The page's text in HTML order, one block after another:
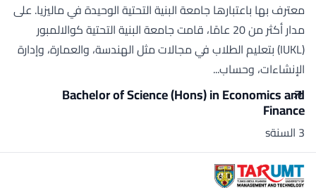
معترف بها باعتبارها جامعة البنية التحتية الوحيدة في ماليزيا. على
مدار أكثر من 20 عامًا، قامت جامعة البنية التحتية كوالالمبور
(IUKL) بتعليم الطلاب في مجالات مثل الهندسة، والعمارة، وإدارة
الإنشاءات، وحساب...
Bachelor of Science (Hons) in Economics and
Finance
3 السنةs